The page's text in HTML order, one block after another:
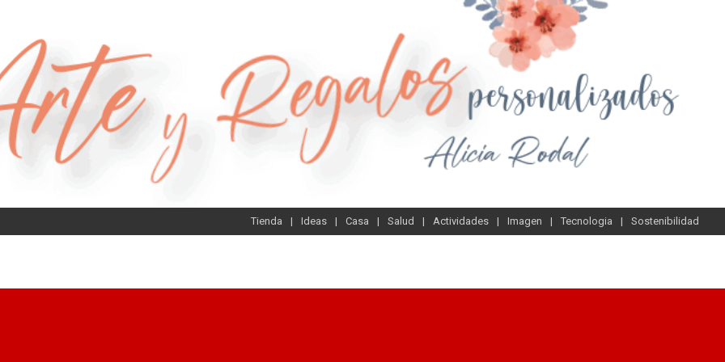
Tienda Ideas Casa Salud Actividades Imagen Tecnologia Sostenibilidad